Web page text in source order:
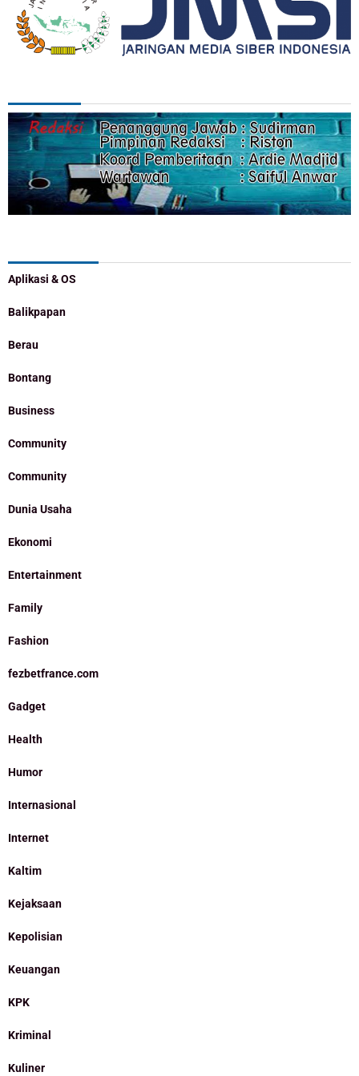
Aplikasi & OS
Balikpapan
Berau
Bontang
Business
Community
Community
Dunia Usaha
Ekonomi
Entertainment
Family
Fashion
fezbetfrance.com
Gadget
Health
Humor
Internasional
Internet
Kaltim
Kejaksaan
Kepolisian
Keuangan
KPK
Kriminal
Kuliner